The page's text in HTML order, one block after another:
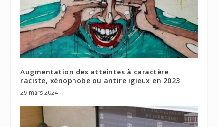
Augmentation des atteintes à caractère
raciste, xénophobe ou antireligieux en 2023
29 mars 2024